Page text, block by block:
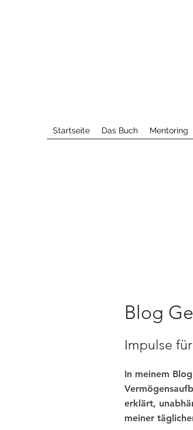
Startseite Das Buch Mentoring
Blog
Impulse
In meinem
erklärt,
meiner